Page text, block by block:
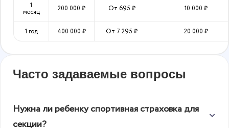
1
месяц 200 000 ₽ От 695 ₽ 10 000 ₽
1 год 400 000 ₽ От 7 295 ₽ 20 000 ₽
Часто задаваемые вопросы
Нужна ли ребенку спортивная страховка для
секции?